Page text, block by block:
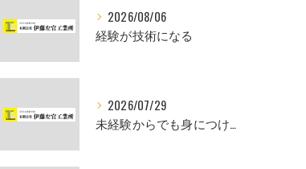
2026/08/06
経験が技術になる
2026/07/29
未経験からでも身につけられるスキル